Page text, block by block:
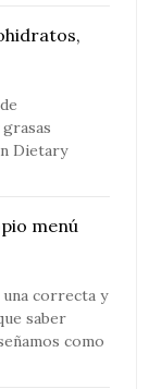
Dietary
menú
correcta y
saber
como